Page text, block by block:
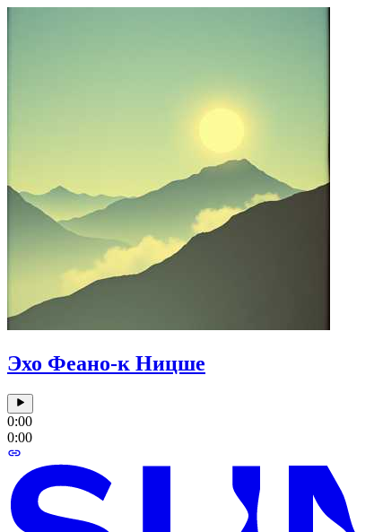
Эхо Феано-к Ницше
0:00
0:00